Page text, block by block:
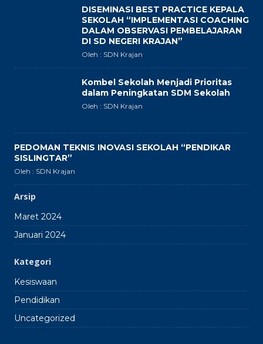
DISEMINASI BEST PRACTICE KEPALA
SEKOLAH “IMPLEMENTASI COACHING
DALAM OBSERVASI PEMBELAJARAN
DI SD NEGERI KRAJAN”
Oleh : SDN Krajan
Kombel Sekolah Menjadi Prioritas
dalam Peningkatan SDM Sekolah
Oleh : SDN Krajan
PEDOMAN TEKNIS INOVASI SEKOLAH “PENDIKAR
SISLINGTAR”
Oleh : SDN Krajan
Arsip
Maret 2024
Januari 2024
Kategori
Kesiswaan
Pendidikan
Uncategorized